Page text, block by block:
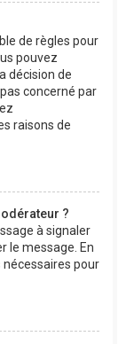
de règles pour
pouvez
décision de
concerné par
raisons de
?
à signaler
le message. En
pour